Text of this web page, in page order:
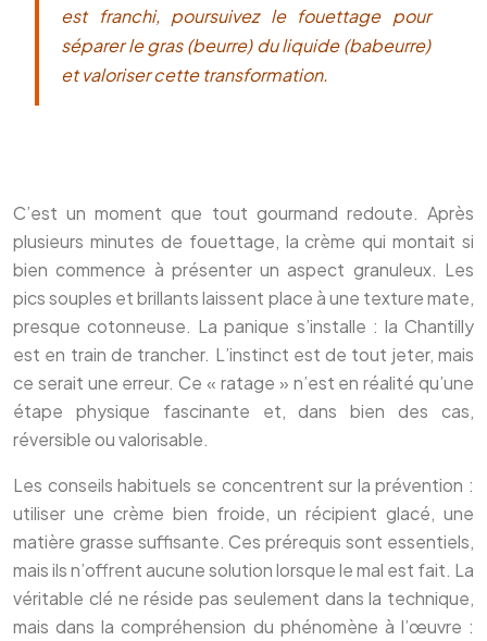
est franchi, poursuivez le fouettage pour
séparer le gras (beurre) du liquide (babeurre)
et valoriser cette transformation.
C’est un moment que tout gourmand redoute. Après
plusieurs minutes de fouettage, la crème qui montait si
bien commence à présenter un aspect granuleux. Les
pics souples et brillants laissent place à une texture mate,
presque cotonneuse. La panique s’installe : la Chantilly
est en train de trancher. L’instinct est de tout jeter, mais
ce serait une erreur. Ce « ratage » n’est en réalité qu’une
étape physique fascinante et, dans bien des cas,
réversible ou valorisable.
Les conseils habituels se concentrent sur la prévention :
utiliser une crème bien froide, un récipient glacé, une
matière grasse suffisante. Ces prérequis sont essentiels,
mais ils n’offrent aucune solution lorsque le mal est fait. La
véritable clé ne réside pas seulement dans la technique,
mais dans la compréhension du phénomène à l’œuvre :